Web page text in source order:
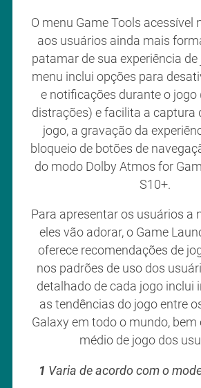
O menu Game Tools acessível
aos usuários ainda mais
patamar de sua experiência de
menu inclui opções para
e notificações durante o jogo
distrações) e facilita a captura
jogo, a gravação da
bloqueio de botões de
do modo Dolby Atmos for
S10+.
Para apresentar os usuários a
eles vão adorar, o Game
oferece recomendações de
nos padrões de uso dos
detalhado de cada jogo inclui
as tendências do jogo entre
Galaxy em todo o mundo,
médio de jogo dos
1 Varia de acordo com o